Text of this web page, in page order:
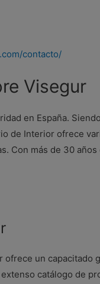
contacto/
Visegur
en España.
de Interior ofrece
Con más de 30
ofrece un capacitado
catálogo de